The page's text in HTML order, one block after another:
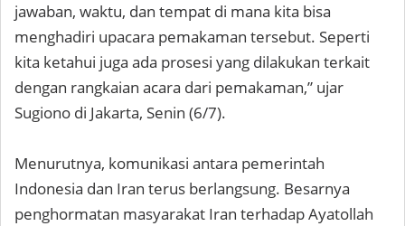
jawaban, waktu, dan tempat di mana kita bisa
menghadiri upacara pemakaman tersebut. Seperti
kita ketahui juga ada prosesi yang dilakukan terkait
dengan rangkaian acara dari pemakaman,” ujar
Sugiono di Jakarta, Senin (6/7).
Menurutnya, komunikasi antara pemerintah
Indonesia dan Iran terus berlangsung. Besarnya
penghormatan masyarakat Iran terhadap Ayatollah